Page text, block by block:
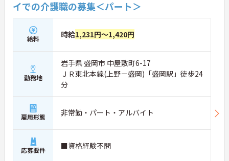
イでの介護職の募集＜パート＞
給料 時給1,231円～1,420円
勤務地
岩手県 盛岡市 中屋敷町6-17
ＪＲ東北本線(上野－盛岡)「盛岡駅」徒歩24
分
雇用形態 非常勤・パート・アルバイト
応募要件 ■資格経験不問